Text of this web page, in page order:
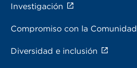
Investigación
Compromiso con la Comunidad
Diversidad e inclusión